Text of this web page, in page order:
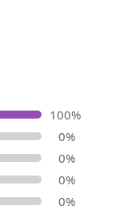
100%
0%
0%
0%
0%